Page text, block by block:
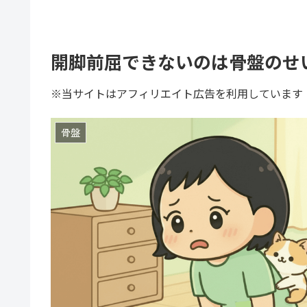
開脚前屈できないのは骨盤のせ
※当サイトはアフィリエイト広告を利用しています
骨盤